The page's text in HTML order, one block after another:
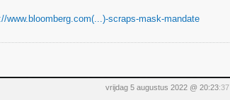
www.bloomberg.com(...)-scraps-mask-mandate
vrijdag 5 augustus 2022 @ 20:23:37